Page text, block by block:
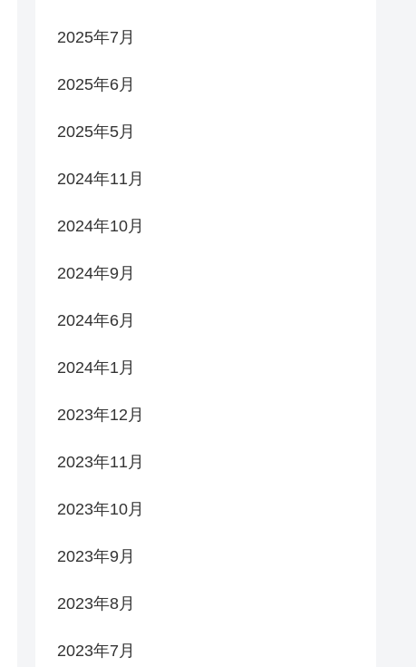
2025年7月
2025年6月
2025年5月
2024年11月
2024年10月
2024年9月
2024年6月
2024年1月
2023年12月
2023年11月
2023年10月
2023年9月
2023年8月
2023年7月